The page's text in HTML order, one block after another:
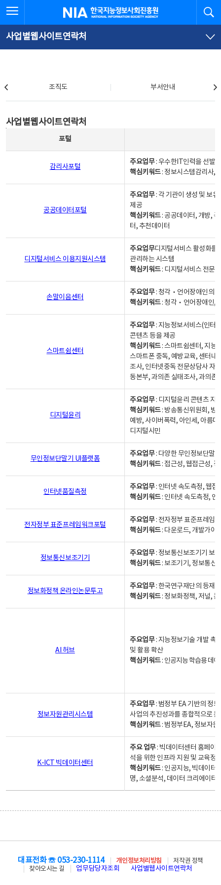
문
로
가
체
뉴
바
가
한국지능정보사회진흥원
사업별웹사이트연락처
조직도 부서안내
사업별웹사이트연락처
포털
감리사포털
주요업무: 우수한IT인력을 선발
핵심키워드: 정보시스템감리사,
공공데이터포털
주요업무: 각 기관이 생성 및 보
제공
핵심키워드: 공공데이터, 개방,
터, 추천데이터
디지털서비스 이용지원시스템
주요업무디지털서비스 활성화를
관리하는 시스템
핵심키워드: 디지털서비스 전문
손말이음센터
주요업무: 청각‧언어장애인의
핵심키워드: 청각‧언어장애인,
스마트쉼센터
주요업무: 지능정보서비스(인터
콘텐츠 등을 제공
핵심키워드: 스마트쉼센터, 지능
스마트폰 중독, 예방교육, 센터내
조사, 인터넷중독 전문상담사 자
동본부, 과의존 실태조사, 과의존
디지털윤리
주요업무: 디지털윤리 콘텐츠 지
핵심키워드: 방송통신위원회, 방
예방, 사이버폭력, 아인세, 아름
디지털시민
무인정보단말기 UI플랫폼
주요업무: 다양한 무인정보단말
핵심키워드: 접근성, 웹접근성,
인터넷품질측정
주요업무: 인터넷 속도측정, 웹접
핵심키워드: 인터넷 속도측정, 인
전자정부 표준프레임워크포털
주요업무: 전자정부 표준프레임
핵심키워드: 다운로드, 개발가이
정보통신보조기기
주요업무: 정보통신보조기기 보
핵심키워드: 보조기기, 정보통신
정보화정책 온라인논문투고
주요업무: 한국연구재단의 등재
핵심키워드: 정보화정책, 저널,
AI 허브
주요업무: 지능정보기술 개발 촉
및 활용 확산
핵심키워드: 인공지능 학습용 데
정보자원관리시스템
주요업무: 범정부 EA 기반의 정
사업의 추진성과를 종합적으로
핵심키워드: 범정부EA, 정보자
K-ICT 빅데이터센터
주요 업무: 빅데이터센터 홈페이
석을 위한 인프라 지원 및 교육정
핵심키워드: 인공지능, 빅데이터,
명, 소셜분석, 데이터 크리에이터
대표전화 ☏ 053-230-1114 개인정보처리방침
저작권 정책
찾아오시는 길
업무담당자조회 사업별웹사이트연락처